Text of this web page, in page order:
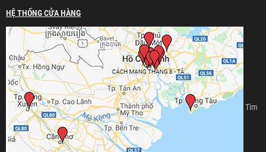
HỆ THỐNG CỬA HÀNG
Tìm